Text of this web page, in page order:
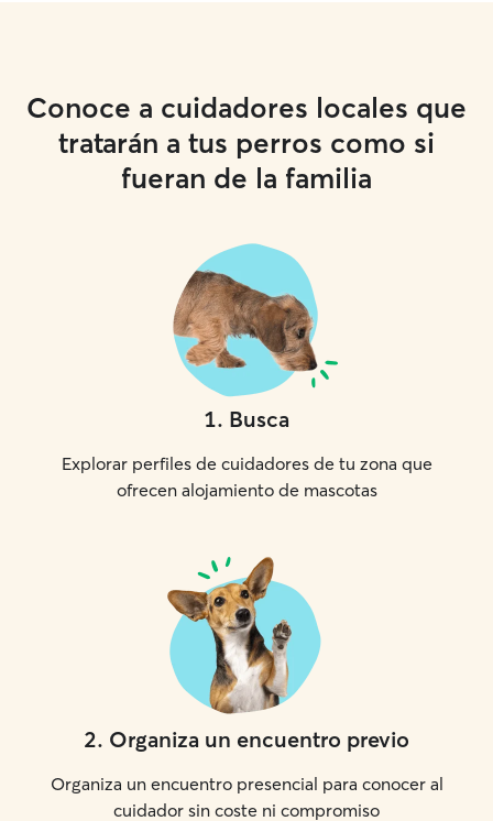
Conoce a cuidadores locales que
tratarán a tus perros como si
fueran de la familia
1. Busca
Explorar perfiles de cuidadores de tu zona que
ofrecen alojamiento de mascotas
2. Organiza un encuentro previo
Organiza un encuentro presencial para conocer al
cuidador sin coste ni compromiso